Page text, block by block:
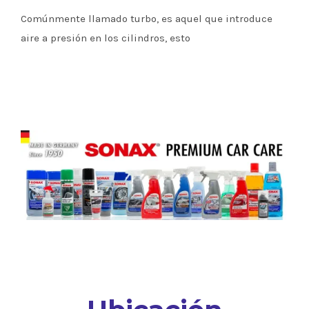
Comúnmente llamado turbo, es aquel que introduce
aire a presión en los cilindros, esto